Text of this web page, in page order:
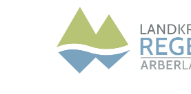
Landkreis
Regen